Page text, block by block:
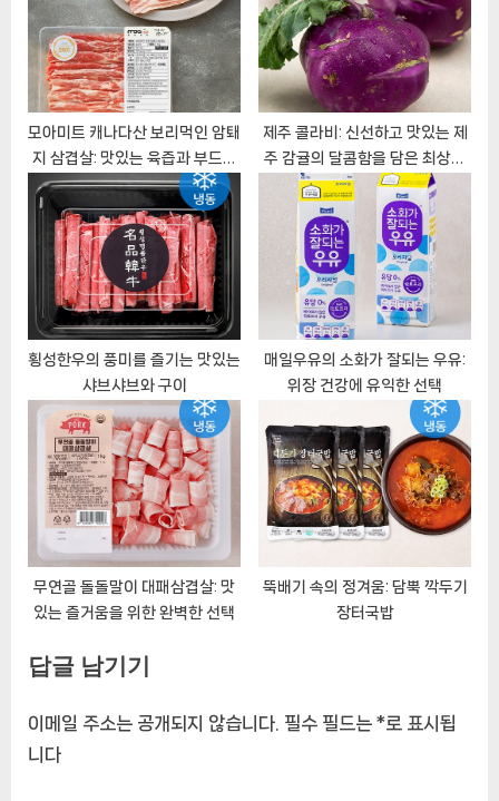
o
s
t
:
t
:
모아미트 캐나다산 보리먹인 암퇘
지 삼겹살: 맛있는 육즙과 부드러
운 식감의 축제
제주 콜라비: 신선하고 맛있는 제
주 감귤의 달콤함을 담은 최상의
선택
횡성한우의 풍미를 즐기는 맛있는
샤브샤브와 구이
매일우유의 소화가 잘되는 우유:
위장 건강에 유익한 선택
무연골 돌돌말이 대패삼겹살: 맛
있는 즐거움을 위한 완벽한 선택
뚝배기 속의 정겨움: 담뿍 깍두기
장터국밥
답글 남기기
이메일 주소는 공개되지 않습니다. 필수 필드는 *로 표시됩
니다